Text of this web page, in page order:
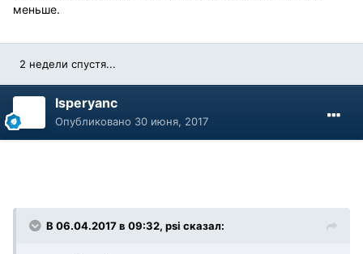
меньше.
2 недели спустя...
Isperyanc
Опубликовано 30 июня, 2017
В 06.04.2017 в 09:32, psi сказал: